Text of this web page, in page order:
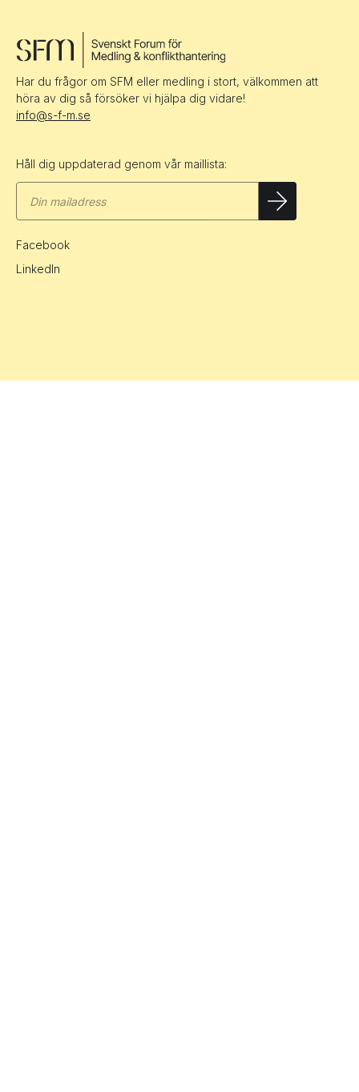
Har du frågor om SFM eller medling i stort, välkommen att
höra av dig så försöker vi hjälpa dig vidare!
info@s-f-m.se
Håll dig uppdaterad genom vår maillista:
Facebook
LinkedIn